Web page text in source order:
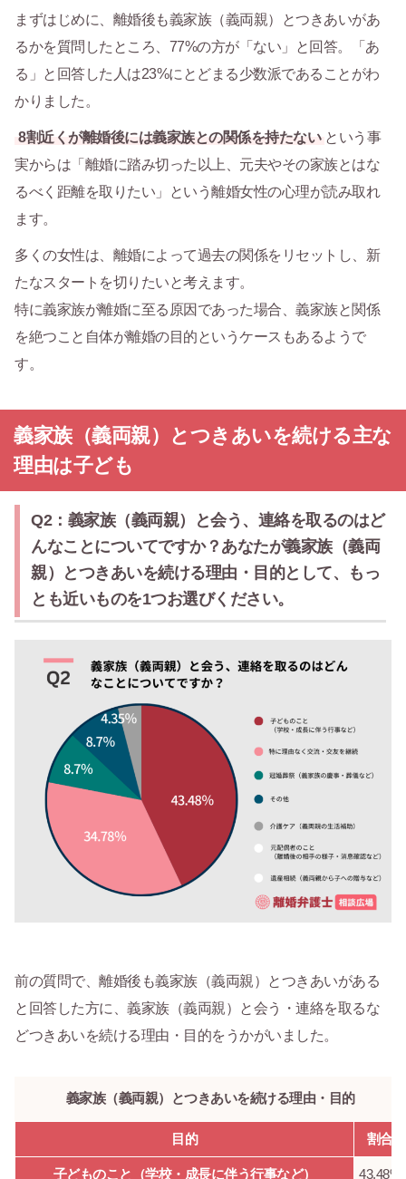
まずはじめに、離婚後も義家族（義両親）とつきあいがあ
るかを質問したところ、77%の方が「ない」と回答。「あ
る」と回答した人は23%にとどまる少数派であることがわ
かりました。
8割近くが離婚後には義家族との関係を持たない という事
実からは「離婚に踏み切った以上、元夫やその家族とはな
るべく距離を取りたい」という離婚女性の心理が読み取れ
ます。
多くの女性は、離婚によって過去の関係をリセットし、新
たなスタートを切りたいと考えます。
特に義家族が離婚に至る原因であった場合、義家族と関係
を絶つこと自体が離婚の目的というケースもあるようで
す。
義家族（義両親）とつきあいを続ける主な
理由は子ども
Q2：義家族（義両親）と会う、連絡を取るのはど
んなことについてですか？あなたが義家族（義両
親）とつきあいを続ける理由・目的として、もっ
とも近いものを1つお選びください。
前の質問で、離婚後も義家族（義両親）とつきあいがある
と回答した方に、義家族（義両親）と会う・連絡を取るな
どつきあいを続ける理由・目的をうかがいました。
義家族（義両親）とつきあいを続ける理由・目的
目的 割合
子どものこと（学校・成長に伴う行事など） 43.48%